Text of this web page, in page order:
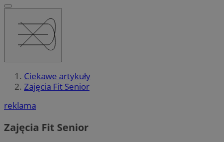
Ciekawe artykuły
Zajęcia Fit Senior
reklama
Zajęcia Fit Senior